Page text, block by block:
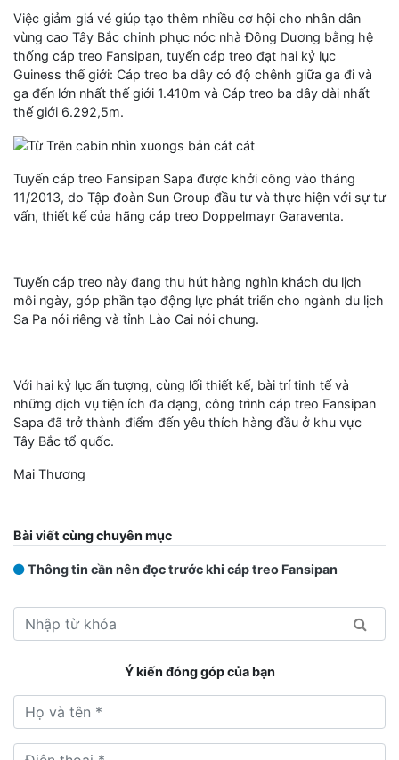
Việc giảm giá vé giúp tạo thêm nhiều cơ hội cho nhân dân
vùng cao Tây Bắc chinh phục nóc nhà Đông Dương bằng hệ
thống cáp treo Fansipan, tuyến cáp treo đạt hai kỷ lục
Guiness thế giới: Cáp treo ba dây có độ chênh giữa ga đi và
ga đến lớn nhất thế giới 1.410m và Cáp treo ba dây dài nhất
thế giới 6.292,5m.
Tuyến cáp treo Fansipan Sapa được khởi công vào tháng
11/2013, do Tập đoàn Sun Group đầu tư và thực hiện với sự tư
vấn, thiết kế của hãng cáp treo Doppelmayr Garaventa.
Tuyến cáp treo này đang thu hút hàng nghìn khách du lịch
mỗi ngày, góp phần tạo động lực phát triển cho ngành du lịch
Sa Pa nói riêng và tỉnh Lào Cai nói chung.
Với hai kỷ lục ấn tượng, cùng lối thiết kế, bài trí tinh tế và
những dịch vụ tiện ích đa dạng, công trình cáp treo Fansipan
Sapa đã trở thành điểm đến yêu thích hàng đầu ở khu vực
Tây Bắc tổ quốc.
Mai Thương
Bài viết cùng chuyên mục
Thông tin cần nên đọc trước khi cáp treo Fansipan
Ý kiến đóng góp của bạn